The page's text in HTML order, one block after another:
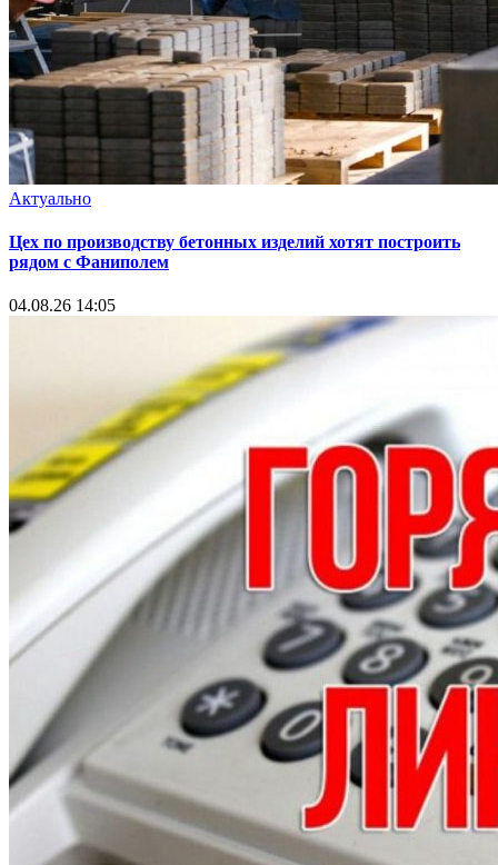
Актуально
Цех по производству бетонных изделий хотят построить
рядом с Фаниполем
04.08.26 14:05